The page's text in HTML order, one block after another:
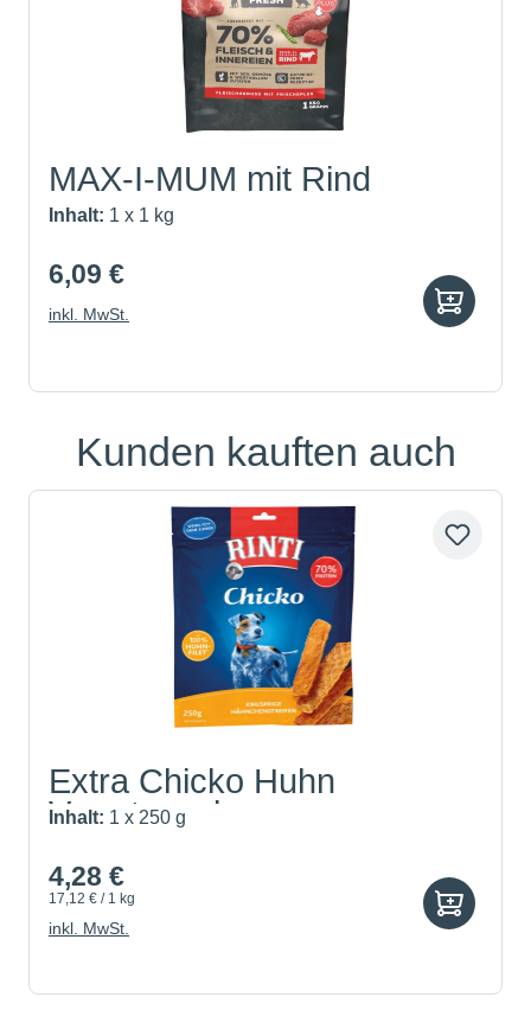
MAX-I-MUM mit Rind
Inhalt: 1 x 1 kg
6,09 €
inkl. MwSt.
Produktgalerie überspringen
Kunden kauften auch
Extra Chicko Huhn
Vorratspack
Inhalt: 1 x 250 g
4,28 €
17,12 € / 1 kg
inkl. MwSt.